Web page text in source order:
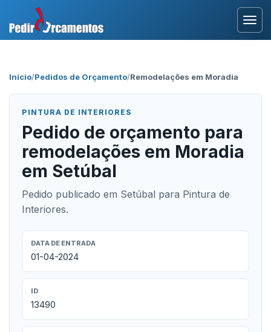
Início/Pedidos de Orçamento/Remodelações em Moradia
PINTURA DE INTERIORES
Pedido de orçamento para
remodelações em Moradia
em Setúbal
Pedido publicado em Setúbal para Pintura de
Interiores.
DATA DE ENTRADA
01-04-2024
ID
13490
Área Profissional
Como Funciona?
Testemunhos